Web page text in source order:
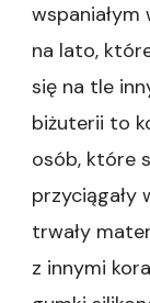
na lato,
się na tle
biżuterii to
osób, które
przyciągały
trwały
z innymi